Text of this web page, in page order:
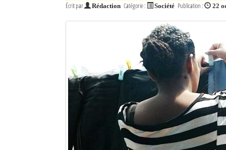
Écrit par Rédaction Catégorie : Société Publication : 22